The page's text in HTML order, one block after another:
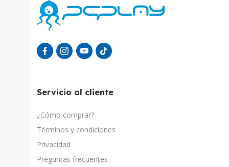
Servicio al cliente
¿Cómo comprar?
Términos y condiciones
Privacidad
Preguntas frecuentes